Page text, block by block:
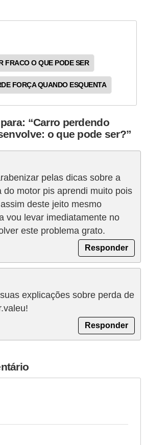
FRACO O QUE PODE SER
FORÇA QUANDO ESQUENTA
“Carro perdendo
o que pode ser?”
pelas dicas sobre a
do motor pis aprendi muito pois
deste jeito mesmo
vou levar imediatamente no
este problema grato.
Responder
explicações sobre perda de
Responder